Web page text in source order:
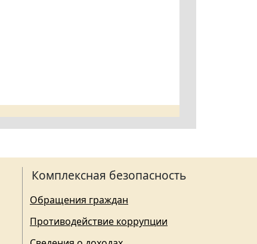
Комплексная безопасность
Обращения граждан
Противодействие коррупции